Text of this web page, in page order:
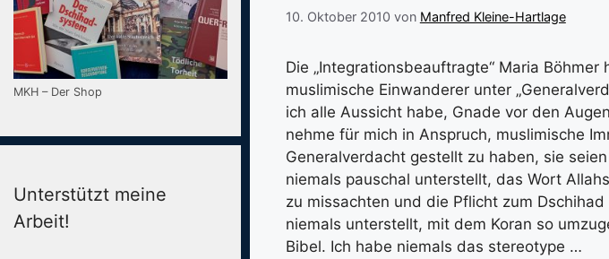
10. Oktober 2010 von Manfred Kleine-Hartlage
Die „Integrationsbeauftragte“ Maria
muslimische Einwanderer unter
ich alle Aussicht habe, Gnade vor den
nehme für mich in Anspruch, muslimische
Generalverdacht gestellt zu haben, sie
niemals pauschal unterstellt, das Wort
zu missachten und die Pflicht zum
niemals unterstellt, mit dem Koran so
Bibel. Ich habe niemals das stereotype …
MKH – Der Shop
Unterstützt meine
Arbeit!